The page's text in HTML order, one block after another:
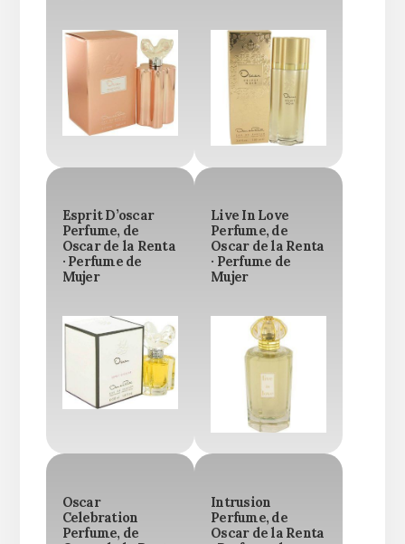
Esprit D’oscar
Perfume, de
Oscar de la Renta
· Perfume de
Mujer
Live In Love
Perfume, de
Oscar de la Renta
· Perfume de
Mujer
Oscar
Celebration
Perfume, de
Intrusion
Perfume, de
Oscar de la Renta